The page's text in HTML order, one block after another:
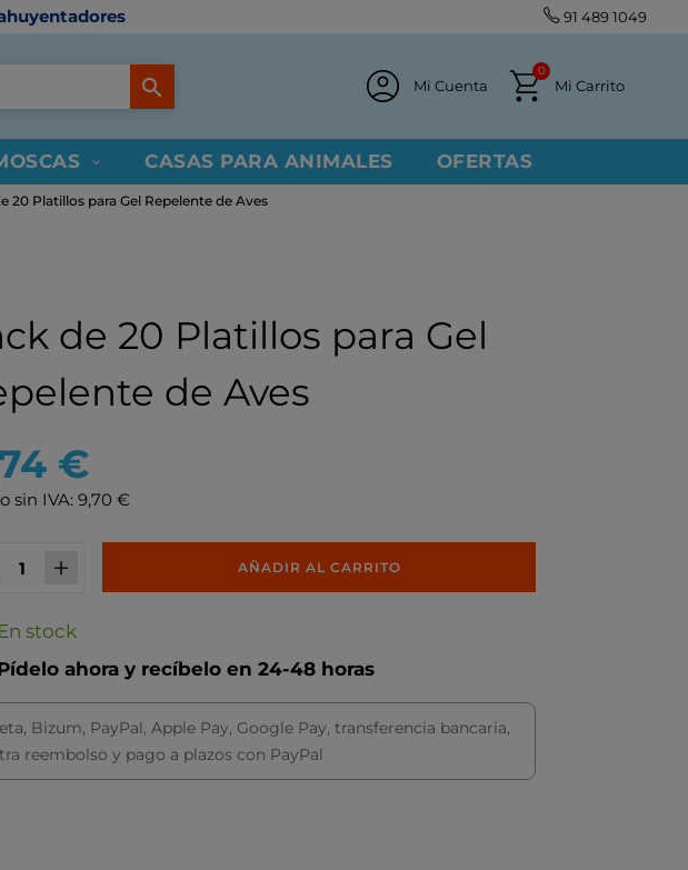
91 489 1049
search
0
Mi Carrito
Mi Cuenta
CASAS PARA ANIMALES OFERTAS
20 Platillos para Gel Repelente de Aves
de 20 Platillos para Gel
de Aves
€
sin IVA: 9,70 €
+ AÑADIR AL CARRITO
En stock
ahora y recíbelo en 24-48 horas
Bizum, PayPal, Apple Pay, Google Pay, transferencia bancaria,
reembolso y pago a plazos con PayPal